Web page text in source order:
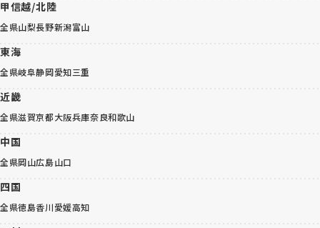
甲信越/北陸
全県山梨長野新潟富山
東海
全県岐阜静岡愛知三重
近畿
全県滋賀京都大阪兵庫奈良和歌山
中国
全県岡山広島山口
四国
全県徳島香川愛媛高知